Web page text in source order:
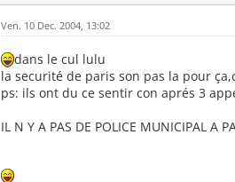
Ven. 10 Dec. 2004, 13:02
dans le cul lulu
la securité de paris son pas la pour
ps: ils ont du ce sentir con aprés 3
IL N Y A PAS DE POLICE MUNICIPAL A